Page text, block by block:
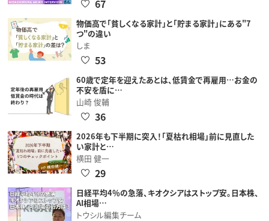
67
物価高で「貧しくなる家計」と「貯まる家計」にある"7
つ"の違い
しま
53
60歳で定年を迎えたあとは、低賃金で再雇用…お金の
不安を盾に…
山崎 俊輔
36
2026年も下半期に突入！「夏枯れ相場」前に見直した
い家計と…
横田 健一
29
日経平均4％の急落、キオクシアはストップ安。日本株、
AI相場…
トウシル編集チーム